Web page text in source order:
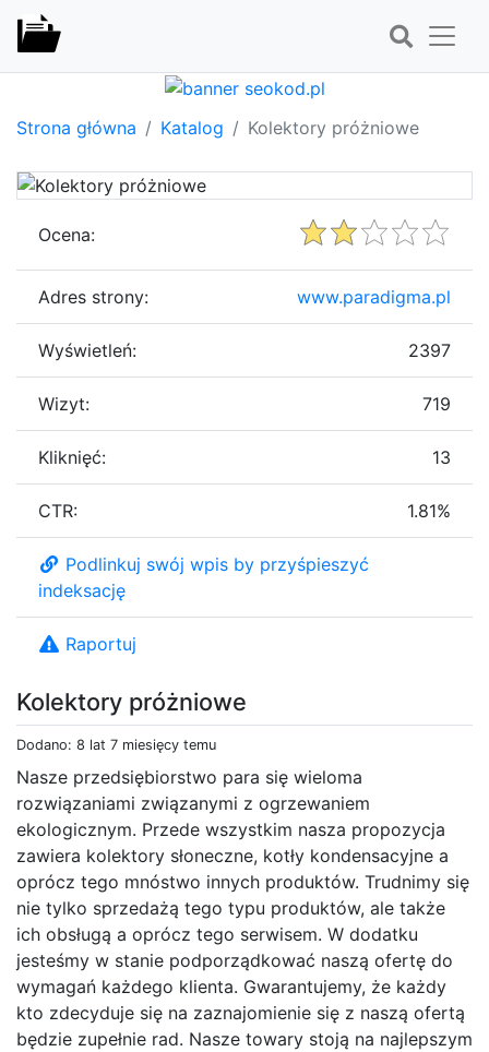
Strona główna Katalog Kolektory próżniowe
Kolektory próżniowe
Dodano: 8 lat 7 miesięcy temu
Nasze przedsiębiorstwo para się wieloma
rozwiązaniami związanymi z ogrzewaniem
ekologicznym. Przede wszystkim nasza propozycja
zawiera kolektory słoneczne, kotły kondensacyjne a
oprócz tego mnóstwo innych produktów. Trudnimy się
nie tylko sprzedażą tego typu produktów, ale także
ich obsługą a oprócz tego serwisem. W dodatku
jesteśmy w stanie podporządkować naszą ofertę do
wymagań każdego klienta. Gwarantujemy, że każdy
kto zdecyduje się na zaznajomienie się z naszą ofertą
będzie zupełnie rad. Nasze towary stoją na najlepszym
Ocena:
Adres strony: www.paradigma.pl
Wyświetleń: 2397
Wizyt: 719
Kliknięć: 13
CTR: 1.81%
Podlinkuj swój wpis by przyśpieszyć
indeksację
Raportuj